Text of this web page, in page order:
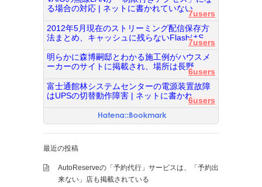
る場合の対応 | ネットに書かれていない...
7users
2012年5月現在のストリーミング配信保存方
法まとめ、キャッシュに残らないFlashはS...
7users
明らかに森博嗣邸とわかる施工例がハウスメ
ーカーのサイトに掲載され、場所は長野...
6users
富士通館林システムセンターの電源装置故障
はUPSの切替動作障害 | ネットに書かれ...
6users
最近の投稿
AutoReserveの「予約代行」サービスは、「予約出
来ない」店も掲載されている